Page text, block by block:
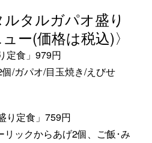
ルタルガパオ盛り
ー(価格は税込)〉
定食」979円
/ガパオ/目玉焼き/えびせ
り定食」759円
リックからあげ2個、ご飯･み